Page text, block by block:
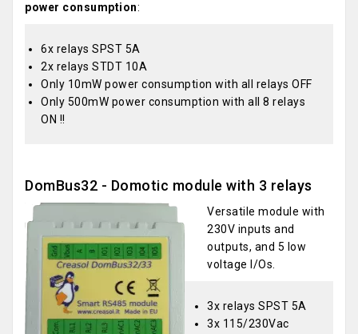
power consumption:
6x relays SPST 5A
2x relays STDT 10A
Only 10mW power consumption with all relays OFF
Only 500mW power consumption with all 8 relays
ON !!
DomBus32 - Domotic module with 3 relays
Versatile module with
230V inputs and
outputs, and 5 low
voltage I/Os.
3x relays SPST 5A
3x 115/230Vac